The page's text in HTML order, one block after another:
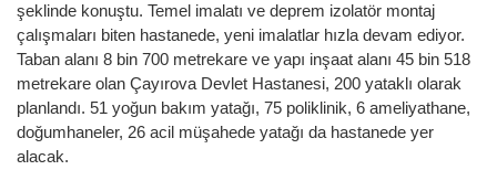
şeklinde konuştu. Temel imalatı ve deprem izolatör montaj
çalışmaları biten hastanede, yeni imalatlar hızla devam ediyor.
Taban alanı 8 bin 700 metrekare ve yapı inşaat alanı 45 bin 518
metrekare olan Çayırova Devlet Hastanesi, 200 yataklı olarak
planlandı. 51 yoğun bakım yatağı, 75 poliklinik, 6 ameliyathane,
doğumhaneler, 26 acil müşahede yatağı da hastanede yer
alacak.